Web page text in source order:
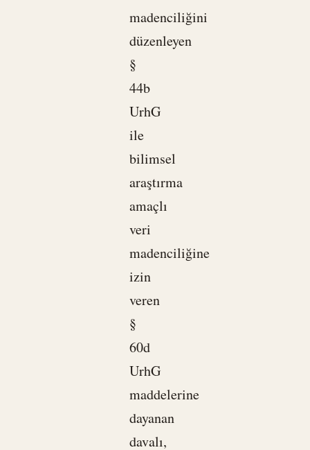
madenciliğini
düzenleyen
§
44b
UrhG
ile
bilimsel
araştırma
amaçlı
veri
madenciliğine
izin
veren
§
60d
UrhG
maddelerine
dayanan
davalı,